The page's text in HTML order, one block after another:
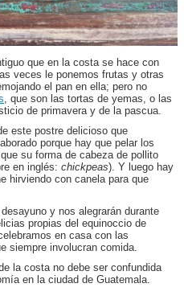
que en la costa se hace con
veces le ponemos frutas y otras
el pan en ella; pero no
, que son las tortas de yemas, o las
de primavera y de la pascua.
este postre delicioso que
porque hay que pelar los
su forma de cabeza de pollito
en inglés: chickpeas). Y luego hay
hirviendo con canela para que
y nos alegrarán durante
propias del equinoccio de
en casa con las
siempre involucran comida.
la costa no debe ser confundida
en la ciudad de Guatemala.